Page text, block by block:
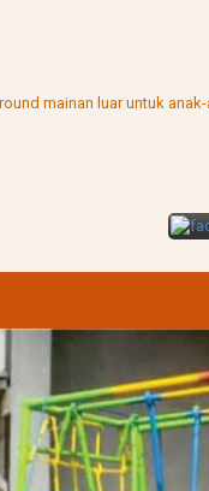
mainan luar untuk